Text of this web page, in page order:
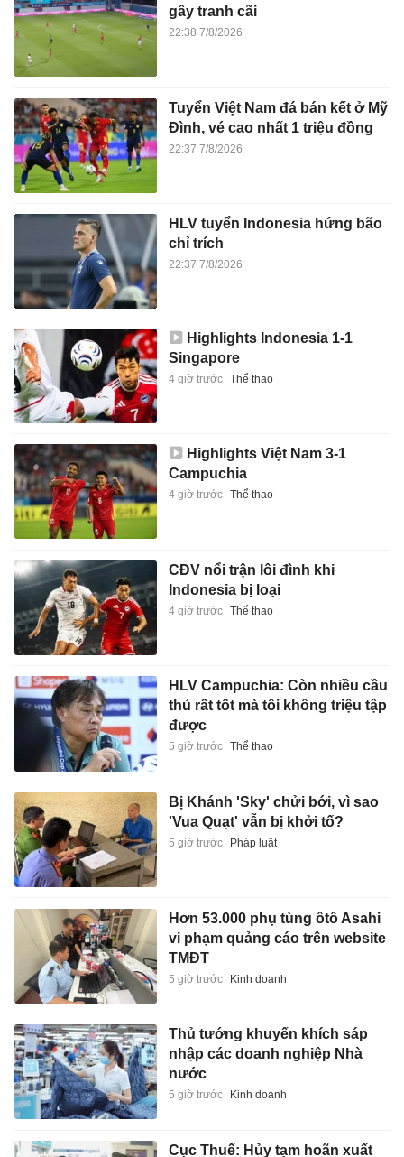
gây tranh cãi
22:38 7/8/2026
Tuyển Việt Nam đá bán kết ở Mỹ
Đình, vé cao nhất 1 triệu đồng
22:37 7/8/2026
HLV tuyển Indonesia hứng bão
chỉ trích
22:37 7/8/2026
Highlights Indonesia 1-1
Singapore
4 giờ trước Thể thao
Highlights Việt Nam 3-1
Campuchia
4 giờ trước Thể thao
CĐV nổi trận lôi đình khi
Indonesia bị loại
4 giờ trước Thể thao
HLV Campuchia: Còn nhiều cầu
thủ rất tốt mà tôi không triệu tập
được
5 giờ trước Thể thao
Bị Khánh 'Sky' chửi bới, vì sao
'Vua Quạt' vẫn bị khởi tố?
5 giờ trước Pháp luật
Hơn 53.000 phụ tùng ôtô Asahi
vi phạm quảng cáo trên website
TMĐT
5 giờ trước Kinh doanh
Thủ tướng khuyến khích sáp
nhập các doanh nghiệp Nhà
nước
5 giờ trước Kinh doanh
Cục Thuế: Hủy tạm hoãn xuất